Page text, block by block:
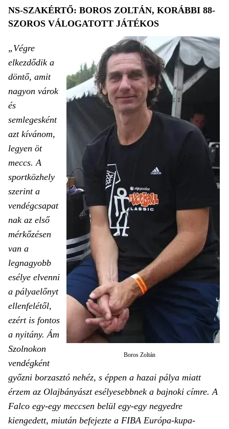
NS-SZAKÉRTŐ: BOROS ZOLTÁN, KORÁBBI 88-
SZOROS VÁLOGATOTT JÁTÉKOS
Boros Zoltán
„Végre
elkezdődik a
döntő, amit
nagyon várok
és
semlegesként
azt kívánom,
legyen öt
meccs. A
sportközhely
szerint a
vendégcsapat
nak az első
mérkőzésen
van a
legnagyobb
esélye elvenni
a pályaelőnyt
ellenfelétől,
ezért is fontos
a nyitány. Ám
Szolnokon
vendégként
győzni borzasztó nehéz, s éppen a hazai pálya miatt
érzem az Olajbányászt esélyesebbnek a bajnoki címre. A
Falco egy-egy meccsen belül egy-egy negyedre
kiengedett, miután befejezte a FIBA Európa-kupa-